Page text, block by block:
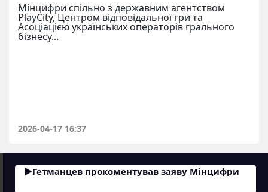
Мінцифри спільно з державним агентством
PlayCity, Центром відповідальної гри та
Асоціацією українських операторів грального
бізнесу...
2026-04-17 16:37
Гетманцев прокоментував заяву Мінцифри